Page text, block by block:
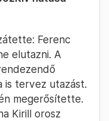
Ferenc
elutazni. A
is tervez utazást.
megerősítette.
Kirill orosz